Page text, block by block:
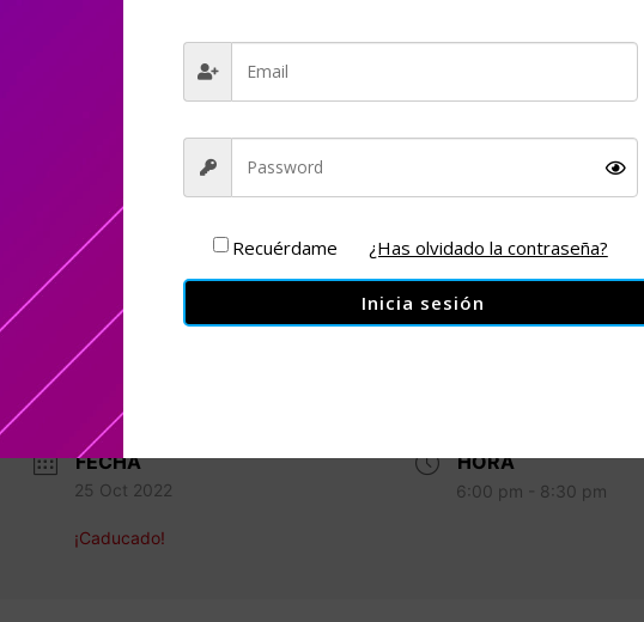
FECHA
25 Oct 2022
¡Caducado!
HORA
6:00 pm - 8:30 pm
Recuérdame ¿Has olvidado la contraseña?
Inicia sesión